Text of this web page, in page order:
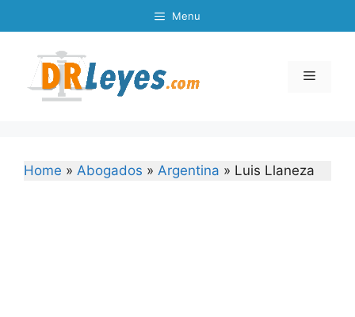
to
Menu
Menu
Home » Abogados » Argentina » Luis Llaneza